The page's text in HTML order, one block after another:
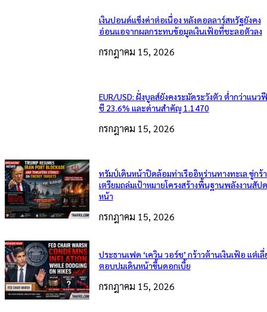
เงินปอนด์แข็งค่าต่อเนื่อง หลังดอลลาร์สหรัฐยังคง
อ่อนแอจากผลกระทบข้อมูลเงินเฟ้อที่ชะลอตัวลง
กรกฎาคม 15, 2026
EUR/USD: ฝั่งบูลส์ยังคงระมัดระวังตัว ต่ำกว่าแนว
ชี 23.6% และด่านสำคัญ 1.1470
กรกฎาคม 15, 2026
ทรัมป์เดินหน้าปิดล้อมท่าเรืออิหร่านทางทะเล ขู่กร้
เตรียมถล่มเป้าหมายโครงสร้างพื้นฐานพลังงานสัป
หน้า
กรกฎาคม 15, 2026
ประธานเฟด ‘เควิน วอร์ช’ กร้าวต้านเงินเฟ้อ แต่เลี่
ตอบปมเดินหน้าขึ้นดอกเบี้ย
กรกฎาคม 15, 2026